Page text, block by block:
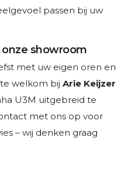
passen bij uw
showroom
met uw eigen oren en
welkom bij Arie Keijzer
U3M uitgebreid te
met ons op voor
– wij denken graag